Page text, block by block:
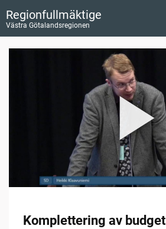
Regionfullmäktige
Västra Götalandsregionen
Komplettering av budget